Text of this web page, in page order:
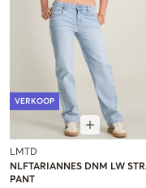
VERKOOP
LMTD
NLFTARIANNES DNM LW
PANT